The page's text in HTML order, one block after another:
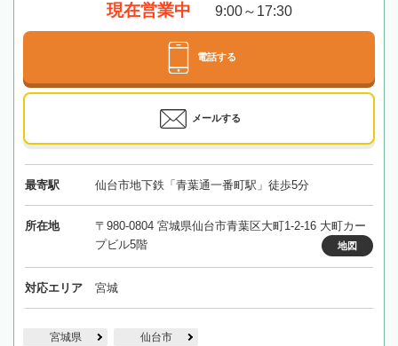
現在営業中 9:00～17:30
電話する
メールする
最寄駅 仙台市地下鉄「青葉通一番町駅」徒歩5分
所在地
〒980-0804 宮城県仙台市青葉区大町1-2-16 大町カー
プビル5階
地図
対応エリア 宮城
宮城県 仙台市